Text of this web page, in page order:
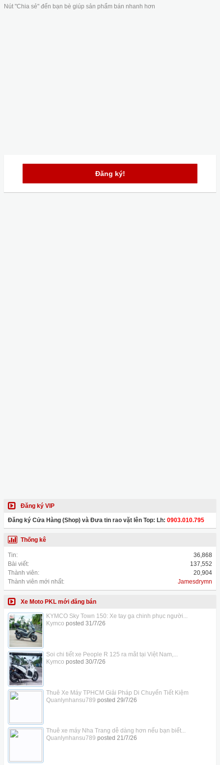
Nút "Chia sẻ" đến bạn bè giúp sản phẩm bán nhanh hơn
Đăng ký!
Đăng ký VIP
Đăng ký Cửa Hàng (Shop) và Đưa tin rao vặt lên Top: Lh: 0903.010.795
Thống kê
Tin:
36,868
Bài viết:
137,552
Thành viên:
20,904
Thành viên mới nhất:
Jamesdrymn
Xe Moto PKL mới đăng bán
KYMCO Sky Town 150: Xe tay ga chinh phục người...
Kymco posted 31/7/26
Soi chi tiết xe People R 125 ra mắt tại Việt Nam,...
Kymco posted 30/7/26
Thuê Xe Máy TPHCM Giải Pháp Di Chuyển Tiết Kiệm
Quanlynhansu789 posted 29/7/26
Thuê xe máy Nha Trang dễ dàng hơn nếu bạn biết...
Quanlynhansu789 posted 21/7/26